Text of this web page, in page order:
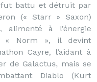
fut battu et détruit par
(« Starr » Saxon)
à l’énergie
« Norm », il devint
Cayre, l’aidant à
de Galactus, mais se
Diablo (Kurt